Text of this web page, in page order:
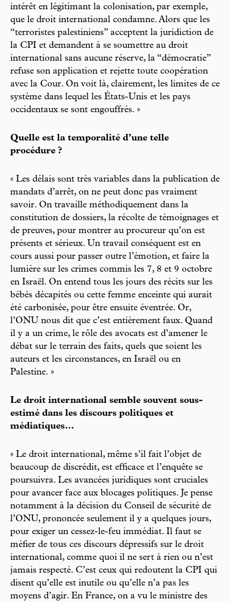
intérêt en légitimant la colonisation, par exemple,
que le droit international condamne. Alors que les
“terroristes palestiniens” acceptent la juridiction de
la CPI et demandent à se soumettre au droit
international sans aucune réserve, la “démocratie”
refuse son application et rejette toute coopération
avec la Cour. On voit là, clairement, les limites de ce
système dans lequel les États-Unis et les pays
occidentaux se sont engouffrés. »
Quelle est la temporalité d’une telle
procédure ?
« Les délais sont très variables dans la publication de
mandats d’arrêt, on ne peut donc pas vraiment
savoir. On travaille méthodiquement dans la
constitution de dossiers, la récolte de témoignages et
de preuves, pour montrer au procureur qu’on est
présents et sérieux. Un travail conséquent est en
cours aussi pour passer outre l’émotion, et faire la
lumière sur les crimes commis les 7, 8 et 9 octobre
en Israël. On entend tous les jours des récits sur les
bébés décapités ou cette femme enceinte qui aurait
été carbonisée, pour être ensuite éventrée. Or,
l’ONU nous dit que c’est entièrement faux. Quand
il y a un crime, le rôle des avocats est d’amener le
débat sur le terrain des faits, quels que soient les
auteurs et les circonstances, en Israël ou en
Palestine. »
Le droit international semble souvent sous-
estimé dans les discours politiques et
médiatiques…
« Le droit international, même s’il fait l’objet de
beaucoup de discrédit, est efficace et l’enquête se
poursuivra. Les avancées juridiques sont cruciales
pour avancer face aux blocages politiques. Je pense
notamment à la décision du Conseil de sécurité de
l’ONU, prononcée seulement il y a quelques jours,
pour exiger un cessez-le-feu immédiat. Il faut se
méfier de tous ces discours dépressifs sur le droit
international, comme quoi il ne sert à rien ou n’est
jamais respecté. C’est ceux qui redoutent la CPI qui
disent qu’elle est inutile ou qu’elle n’a pas les
moyens d’agir. En France, on a vu le ministre des